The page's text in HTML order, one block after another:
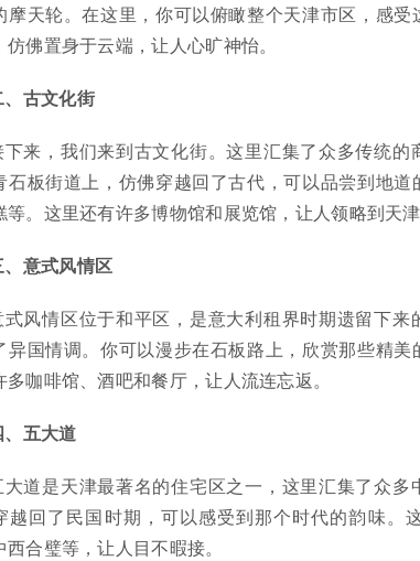
摩天轮。在这里，你可以俯瞰整个天津市区，感
仿佛置身于云端，让人心旷神怡。
、古文化街
下来，我们来到古文化街。这里汇集了众多传统
石板街道上，仿佛穿越回了古代，可以品尝到地
等。这里还有许多博物馆和展览馆，让人领略到天津
、意式风情区
式风情区位于和平区，是意大利租界时期遗留下来
异国情调。你可以漫步在石板路上，欣赏那些精美
多咖啡馆、酒吧和餐厅，让人流连忘返。
、五大道
大道是天津最著名的住宅区之一，这里汇集了众多
越回了民国时期，可以感受到那个时代的韵味。
合璧等，让人目不暇接。